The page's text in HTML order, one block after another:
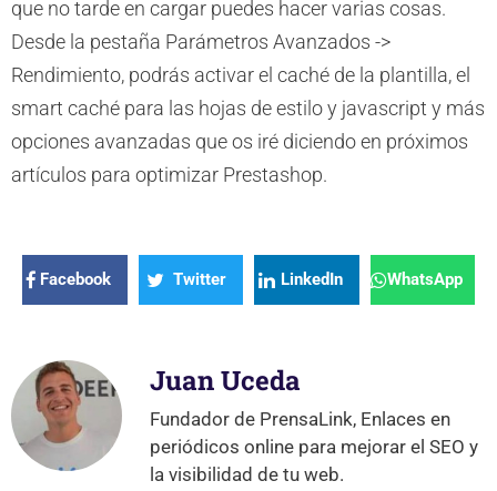
que no tarde en cargar puedes hacer varias cosas.
Desde la pestaña Parámetros Avanzados ->
Rendimiento, podrás activar el caché de la plantilla, el
smart caché para las hojas de estilo y javascript y más
opciones avanzadas que os iré diciendo en próximos
artículos para optimizar Prestashop.
Facebook Twitter LinkedIn WhatsApp
Juan Uceda
Fundador de PrensaLink, Enlaces en
periódicos online para mejorar el SEO y
la visibilidad de tu web.